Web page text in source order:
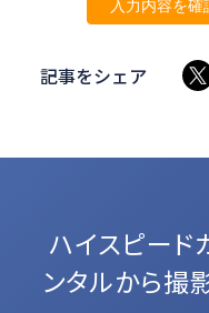
入力内容を確
記事をシェア
ハイスピード
ンタルから撮